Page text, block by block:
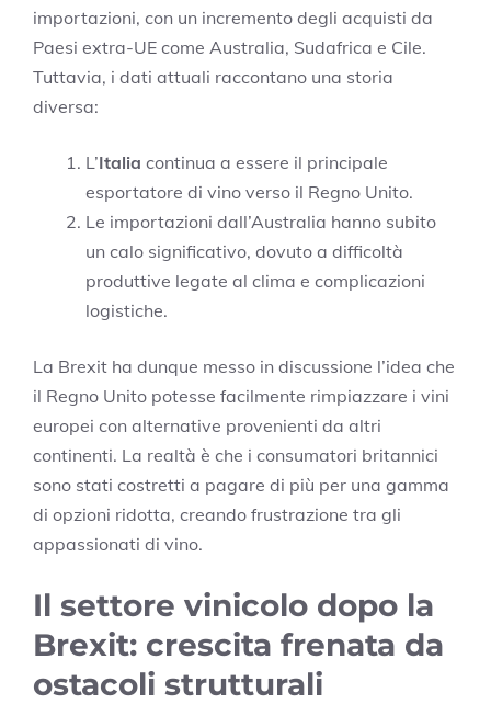
importazioni, con un incremento degli acquisti da
Paesi extra-UE come Australia, Sudafrica e Cile.
Tuttavia, i dati attuali raccontano una storia
diversa:
L’Italia continua a essere il principale
esportatore di vino verso il Regno Unito.
Le importazioni dall’Australia hanno subito
un calo significativo, dovuto a difficoltà
produttive legate al clima e complicazioni
logistiche.
La Brexit ha dunque messo in discussione l’idea che
il Regno Unito potesse facilmente rimpiazzare i vini
europei con alternative provenienti da altri
continenti. La realtà è che i consumatori britannici
sono stati costretti a pagare di più per una gamma
di opzioni ridotta, creando frustrazione tra gli
appassionati di vino.
Il settore vinicolo dopo la
Brexit: crescita frenata da
ostacoli strutturali